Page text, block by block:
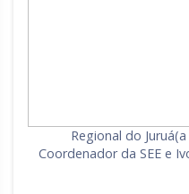
Regional do
Coordenador da SEE e